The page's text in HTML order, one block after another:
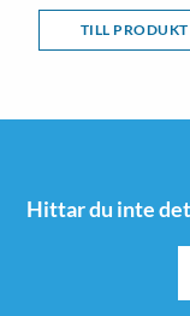
TILL PRODUKT
Hittar du inte